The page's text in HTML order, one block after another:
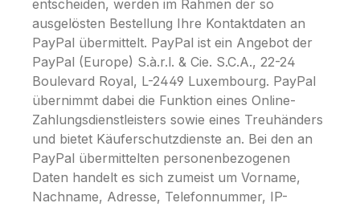
entscheiden, werden im Rahmen der so
ausgelösten Bestellung Ihre Kontaktdaten an
PayPal übermittelt. PayPal ist ein Angebot der
PayPal (Europe) S.à.r.l. & Cie. S.C.A., 22-24
Boulevard Royal, L-2449 Luxembourg. PayPal
übernimmt dabei die Funktion eines Online-
Zahlungsdienstleisters sowie eines Treuhänders
und bietet Käuferschutzdienste an. Bei den an
PayPal übermittelten personenbezogenen
Daten handelt es sich zumeist um Vorname,
Nachname, Adresse, Telefonnummer, IP-